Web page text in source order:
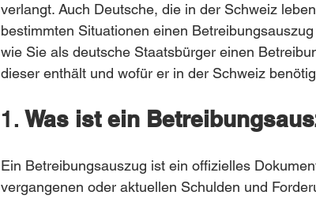
verlangt. Auch Deutsche, die in der Schweiz
bestimmten Situationen einen
wie Sie als deutsche Staatsbürger einen
dieser enthält und wofür er in der Schweiz
1. Was ist ein
Ein Betreibungsauszug ist ein offizielles
vergangenen oder aktuellen Schulden und